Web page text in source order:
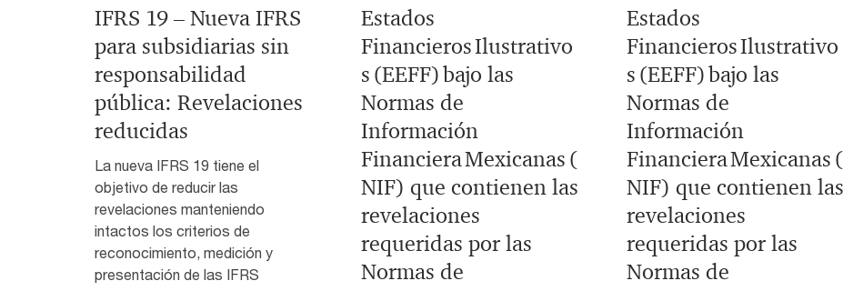
IFRS 19 – Nueva IFRS
para subsidiarias sin
responsabilidad
pública: Revelaciones
reducidas
La nueva IFRS 19 tiene el
objetivo de reducir las
revelaciones manteniendo
intactos los criterios de
reconocimiento, medición y
presentación de las IFRS
Estados
Financieros Ilustrativo
s (EEFF) bajo las
Normas de
Información
Financiera Mexicanas (
NIF) que contienen las
revelaciones
requeridas por las
Normas de
Estados
Financieros Ilustrativo
s (EEFF) bajo las
Normas de
Información
Financiera Mexicanas (
NIF) que contienen las
revelaciones
requeridas por las
Normas de